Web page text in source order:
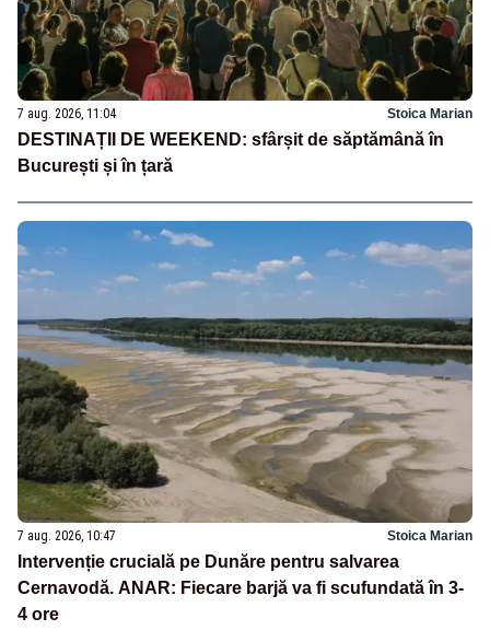
7 aug. 2026, 11:04 Stoica Marian
DESTINAȚII DE WEEKEND: sfârșit de săptămână în
București și în țară
7 aug. 2026, 10:47 Stoica Marian
Intervenție crucială pe Dunăre pentru salvarea
Cernavodă. ANAR: Fiecare barjă va fi scufundată în 3-
4 ore